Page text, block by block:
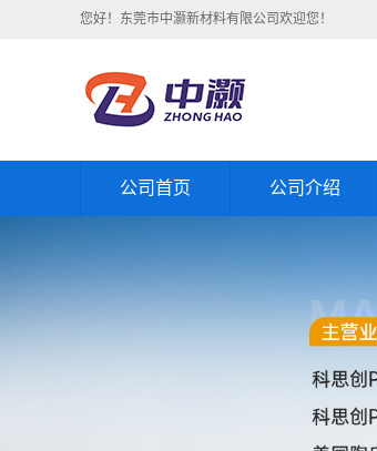
您好！东莞市中灏新材料有限公司欢迎您！
公司首页 公司介绍